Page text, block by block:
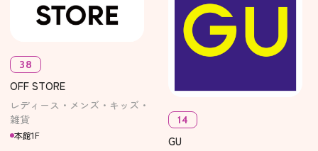
38
OFF STORE
レディース・メンズ・キッズ・
雑貨
本館1F
14
GU